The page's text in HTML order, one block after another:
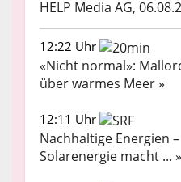
HELP Media AG,
12:22 Uhr
«Nicht normal»:
über warmes Meer »
12:11 Uhr
Nachhaltige Energien
Solarenergie macht ... »